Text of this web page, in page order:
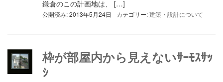
鎌倉のこの計画地は、 […]
公開済み: 2013年5月24日 カテゴリー:建築・設計について
枠が部屋内から見えないｻｰﾓｽｻｯ
ｼ